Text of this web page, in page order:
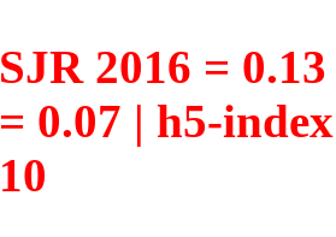
SJR 2016 =
= 0.07 | h5-
10